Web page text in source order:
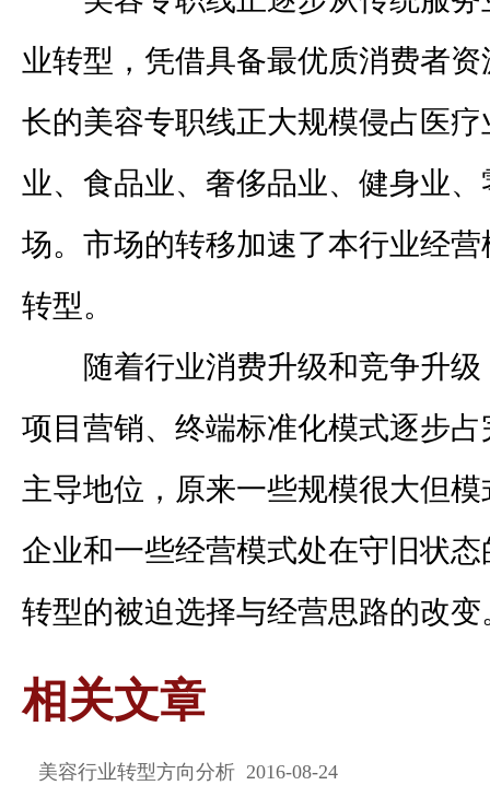
业转型，凭借具备最优质消费者
长的美容专职线正大规模侵占医
业、食品业、奢侈品业、健身业
场。市场的转移加速了本行业经
转型。
随着行业消费升级和竞争升级
项目营销、终端标准化模式逐步
主导地位，原来一些规模很大但
企业和一些经营模式处在守旧状
转型的被迫选择与经营思路的改变
相关文章
美容行业转型方向分析 2016-08-24